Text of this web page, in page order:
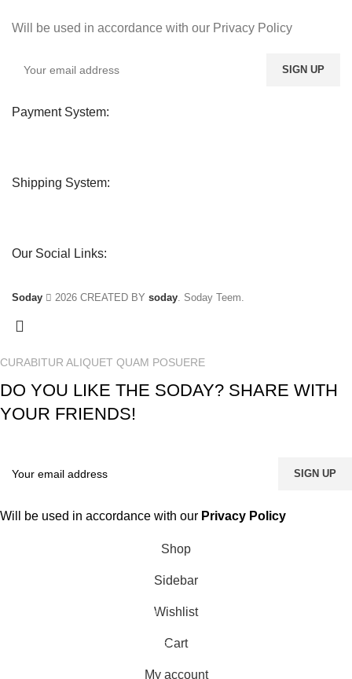
Will be used in accordance with our Privacy Policy
Payment System:
Shipping System:
Our Social Links:
Soday 2026 CREATED BY soday. Soday Teem.
CURABITUR ALIQUET QUAM POSUERE
DO YOU LIKE THE SODAY? SHARE WITH
YOUR FRIENDS!
Will be used in accordance with our Privacy Policy
Shop
Sidebar
0
Wishlist
0Cart
My account